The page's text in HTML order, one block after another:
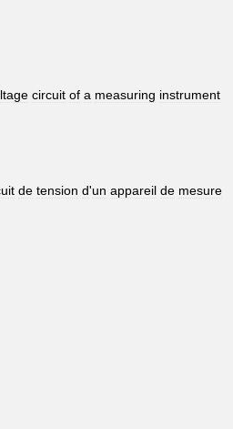
circuit of a measuring instrument
de tension d'un appareil de mesure